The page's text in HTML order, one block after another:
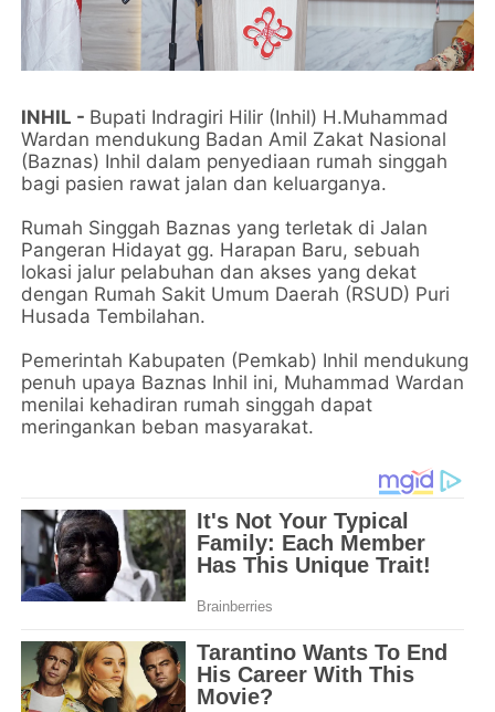
INHIL - Bupati Indragiri Hilir (Inhil) H.Muhammad
Wardan mendukung Badan Amil Zakat Nasional
(Baznas) Inhil dalam penyediaan rumah singgah
bagi pasien rawat jalan dan keluarganya.
Rumah Singgah Baznas yang terletak di Jalan
Pangeran Hidayat gg. Harapan Baru, sebuah
lokasi jalur pelabuhan dan akses yang dekat
dengan Rumah Sakit Umum Daerah (RSUD) Puri
Husada Tembilahan.
Pemerintah Kabupaten (Pemkab) Inhil mendukung
penuh upaya Baznas Inhil ini, Muhammad Wardan
menilai kehadiran rumah singgah dapat
meringankan beban masyarakat.